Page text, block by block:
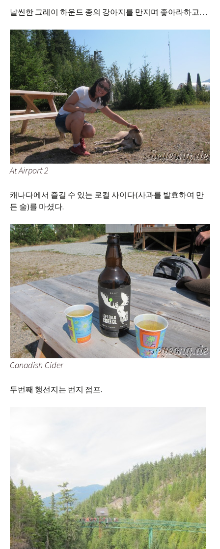
날씬한 그레이 하운드 종의 강아지를 만지며 좋아라하고…
At Airport 2
캐나다에서 즐길 수 있는 로컬 사이다(사과를 발효하여 만
든 술)를 마셨다.
Canadish Cider
두번째 행선지는 번지 점프.